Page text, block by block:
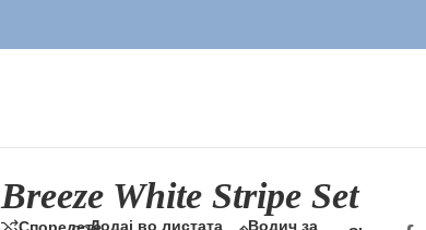
Breeze White Stripe Set
Додај во листата
Водич за